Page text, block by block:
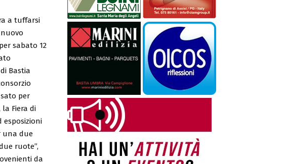
a tuffarsi
sabato 12
Bastia
per
Fiera di
esposizioni
una due
ruote”,
da